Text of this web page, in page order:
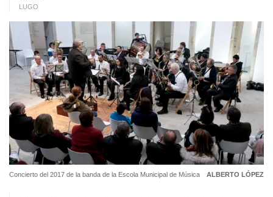
LUGO
Concierto del 2017 de la banda de la Escola Municipal de Música ALBERTO LÓPEZ